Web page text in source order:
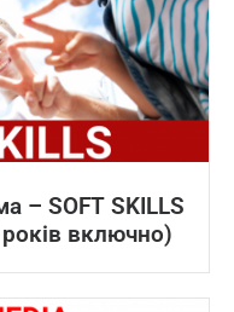
– SOFT SKILLS
років включно)